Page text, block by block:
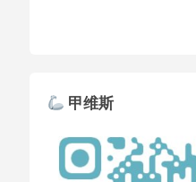
甲维斯